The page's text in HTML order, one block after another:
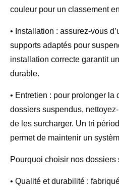
couleur pour un classement
• Installation : assurez-vous
supports adaptés pour
installation correcte garantit
durable.
• Entretien : pour prolonger la
dossiers suspendus,
de les surcharger. Un tri
permet de maintenir un
Pourquoi choisir nos dossiers
• Qualité et durabilité :